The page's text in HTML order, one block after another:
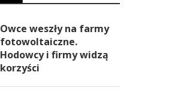
Owce weszły na farmy
fotowoltaiczne.
Hodowcy i firmy widzą
korzyści